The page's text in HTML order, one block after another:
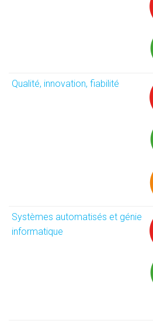
Qualité, innovation, fiabilité
Systèmes automatisés et génie
informatique